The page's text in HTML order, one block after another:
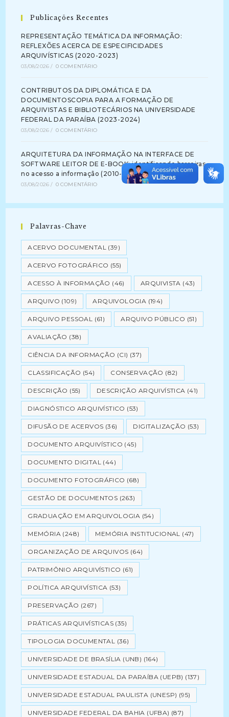
Publicações Recentes
REPRESENTAÇÃO TEMÁTICA DA INFORMAÇÃO:
REFLEXÕES ACERCA DE ESPECIFICIDADES
ARQUIVÍSTICAS (2020-2023)
03/08/2026 / 0 COMENTÁRIO
CONTRIBUTOS DA DIPLOMÁTICA E DA
DOCUMENTOSCOPIA PARA A FORMAÇÃO DE
ARQUIVISTAS E BIBLIOTECÁRIOS NA UNIVERSIDADE
FEDERAL DA PARAÍBA (2023-2024)
03/08/2026 / 0 COMENTÁRIO
ARQUITETURA DA INFORMAÇÃO NA INTERFACE DE
SOFTWARE LEITOR DE E-BOOK: identificando barreiras
no acesso a informação (2010-2012)
03/08/2026 / 0 COMENTÁRIO
Palavras-Chave
ACERVO DOCUMENTAL (39)
ACERVO FOTOGRÁFICO (55)
ACESSO À INFORMAÇÃO (46) ARQUIVISTA (43)
ARQUIVO (109) ARQUIVOLOGIA (194)
ARQUIVO PESSOAL (61) ARQUIVO PÚBLICO (51)
AVALIAÇÃO (38)
CIÊNCIA DA INFORMAÇÃO (CI) (37)
CLASSIFICAÇÃO (54) CONSERVAÇÃO (82)
DESCRIÇÃO (55) DESCRIÇÃO ARQUIVÍSTICA (41)
DIAGNÓSTICO ARQUIVÍSTICO (53)
DIFUSÃO DE ACERVOS (36) DIGITALIZAÇÃO (53)
DOCUMENTO ARQUIVÍSTICO (45)
DOCUMENTO DIGITAL (44)
DOCUMENTO FOTOGRÁFICO (68)
GESTÃO DE DOCUMENTOS (263)
GRADUAÇÃO EM ARQUIVOLOGIA (54)
MEMÓRIA (248) MEMÓRIA INSTITUCIONAL (47)
ORGANIZAÇÃO DE ARQUIVOS (64)
PATRIMÔNIO ARQUIVÍSTICO (61)
POLÍTICA ARQUIVÍSTICA (53)
PRESERVAÇÃO (267)
PRÁTICAS ARQUIVÍSTICAS (35)
TIPOLOGIA DOCUMENTAL (36)
UNIVERSIDADE DE BRASÍLIA (UNB) (164)
UNIVERSIDADE ESTADUAL DA PARAÍBA (UEPB) (137)
UNIVERSIDADE ESTADUAL PAULISTA (UNESP) (95)
UNIVERSIDADE FEDERAL DA BAHIA (UFBA) (87)